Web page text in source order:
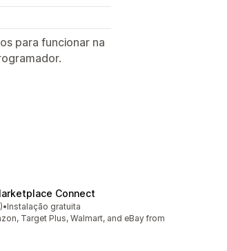
para funcionar na
Connect
avaliações
•Instalação gratuita
Target Plus, Walmart, and eBay from